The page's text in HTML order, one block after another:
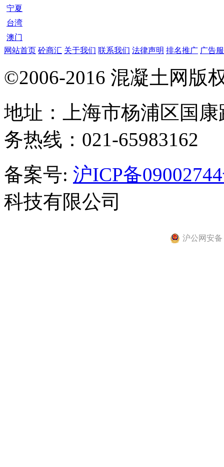
宁夏
台湾
澳门
网站首页 砼商汇 关于我们 联系我们 法律声明 排名推广 广告
©2006-2016 混凝土网版
地址：上海市杨浦区国
务热线：021-65983162
备案号: 沪ICP备
科技有限公司
沪公网安备